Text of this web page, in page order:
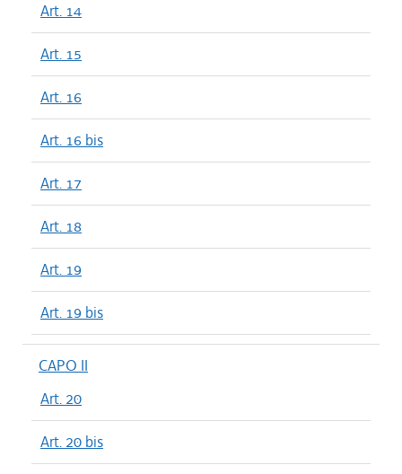
Art. 14
Art. 15
Art. 16
Art. 16 bis
Art. 17
Art. 18
Art. 19
Art. 19 bis
CAPO II
Art. 20
Art. 20 bis